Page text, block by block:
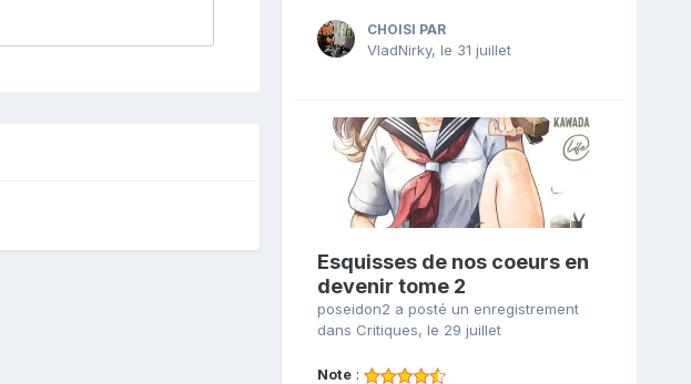
CHOISI PAR
VladNirky, le 31 juillet
Esquisses de nos coeurs en
devenir tome 2
poseidon2 a posté un enregistrement
dans Critiques, le 29 juillet
Note: